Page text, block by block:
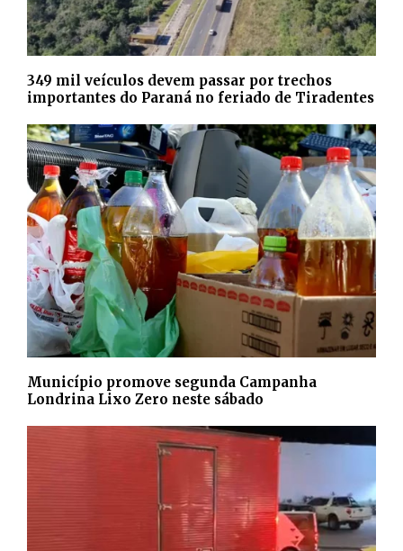
349 mil veículos devem passar por trechos
importantes do Paraná no feriado de Tiradentes
Município promove segunda Campanha
Londrina Lixo Zero neste sábado